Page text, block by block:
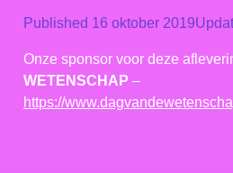
Published 16 oktober 2019
Onze sponsor voor deze
WETENSCHAP –
https://